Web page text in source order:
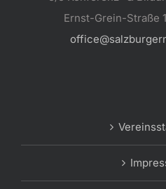
Ernst-Grein-Straße